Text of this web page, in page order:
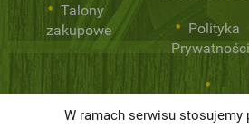
Talony
zakupowe
Polityka
Prywatności
W ramach serwisu